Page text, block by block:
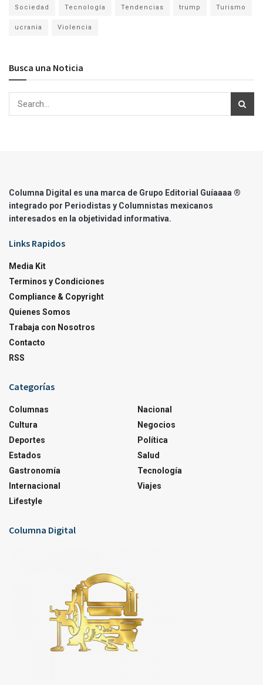
Sociedad Tecnología Tendencias trump Turismo
ucrania Violencia
Busca una Noticia
Columna Digital es una marca de Grupo Editorial Guíaaaa ®
integrado por Periodistas y Columnistas mexicanos
interesados en la objetividad informativa.
Links Rapidos
Media Kit
Terminos y Condiciones
Compliance & Copyright
Quienes Somos
Trabaja con Nosotros
Contacto
RSS
Categorías
Columnas
Cultura
Deportes
Estados
Gastronomía
Internacional
Lifestyle
Nacional
Negocios
Política
Salud
Tecnología
Viajes
Columna Digital